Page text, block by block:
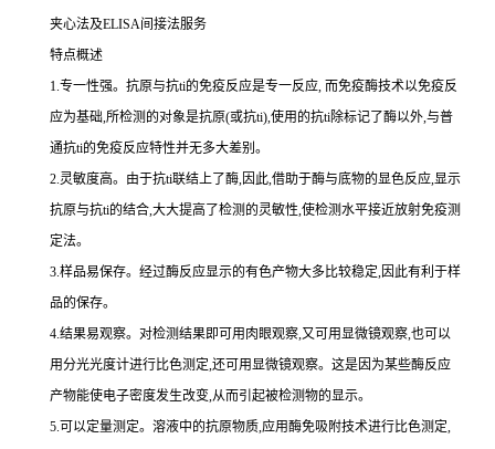
夹心法及ELISA间接法服务
特点概述
1.专一性强。抗原与抗ti的免疫反应是专一反应, 而免疫酶技术以免疫反
应为基础,所检测的对象是抗原(或抗ti),使用的抗ti除标记了酶以外,与普
通抗ti的免疫反应特性并无多大差别。
2.灵敏度高。由于抗ti联结上了酶,因此,借助于酶与底物的显色反应,显示
抗原与抗ti的结合,大大提高了检测的灵敏性,使检测水平接近放射免疫测
定法。
3.样品易保存。经过酶反应显示的有色产物大多比较稳定,因此有利于样
品的保存。
4.结果易观察。对检测结果即可用肉眼观察,又可用显微镜观察,也可以
用分光光度计进行比色测定,还可用显微镜观察。这是因为某些酶反应
产物能使电子密度发生改变,从而引起被检测物的显示。
5.可以定量测定。溶液中的抗原物质,应用酶免吸附技术进行比色测定,